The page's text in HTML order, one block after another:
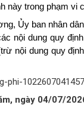
này trong phạm vi
Ủy ban nhân
nội dung quy
nội dung quy
ngày 04/07/